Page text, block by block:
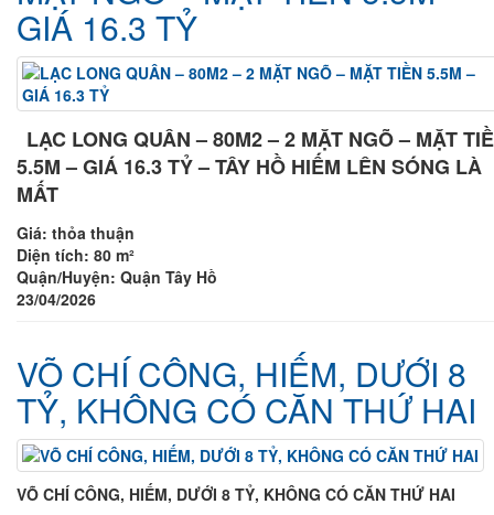
GIÁ 16.3 TỶ
LẠC LONG QUÂN – 80M2 – 2 MẶT NGÕ – MẶT
5.5M – GIÁ 16.3 TỶ – TÂY HỒ HIẾM LÊN SÓNG LÀ
MẤT
Giá: thỏa thuận
Diện tích: 80 m²
Quận/Huyện: Quận Tây Hồ
23/04/2026
VÕ CHÍ CÔNG, HIẾM, DƯỚI 8
TỶ, KHÔNG CÓ CĂN THỨ HAI
VÕ CHÍ CÔNG, HIẾM, DƯỚI 8 TỶ, KHÔNG CÓ CĂN THỨ HAI